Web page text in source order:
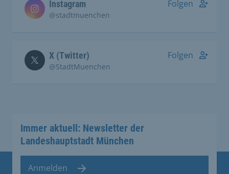
Instagram
@stadtmuenchen
Folgen
X (Twitter)
@StadtMuenchen
Folgen
Immer aktuell: Newsletter der
Landeshauptstadt München
Anmelden